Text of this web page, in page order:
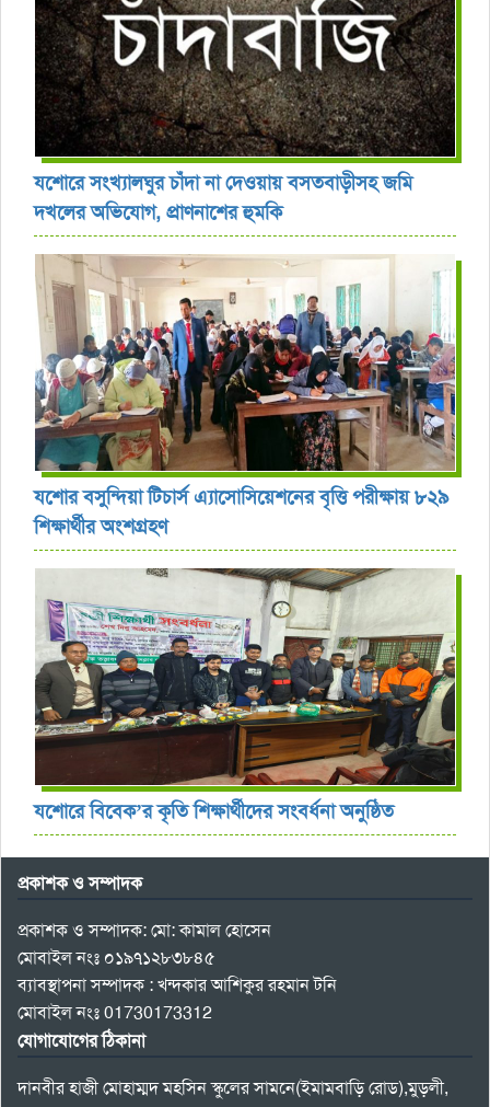
যশোরে সংখ্যালঘুর চাঁদা না দেওয়ায় বসতবাড়ীসহ জমি
দখলের অভিযোগ, প্রাণনাশের হুমকি
যশোর বসুন্দিয়া টিচার্স এ্যাসোসিয়েশনের বৃত্তি পরীক্ষায় ৮২৯
শিক্ষার্থীর অংশগ্রহণ
যশোরে বিবেক’র কৃতি শিক্ষার্থীদের সংবর্ধনা অনুষ্ঠিত
প্রকাশক ও সম্পাদক
প্রকাশক ও সম্পাদক: মো: কামাল হোসেন
মোবাইল নংঃ ০১৯৭১২৮৩৮৪৫
ব্যাবস্থাপনা সম্পাদক : খন্দকার আশিকুর রহমান টনি
মোবাইল নংঃ 01730173312
যোগাযোগের ঠিকানা
দানবীর হাজী মোহাম্মদ মহসিন স্কুলের সামনে(ইমামবাড়ি রোড),মুড়লী,